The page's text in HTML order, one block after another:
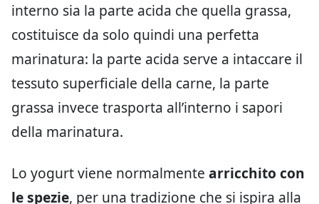
interno sia la parte acida che quella grassa,
costituisce da solo quindi una perfetta
marinatura: la parte acida serve a intaccare il
tessuto superficiale della carne, la parte
grassa invece trasporta all’interno i sapori
della marinatura.
Lo yogurt viene normalmente arricchito con
le spezie, per una tradizione che si ispira alla